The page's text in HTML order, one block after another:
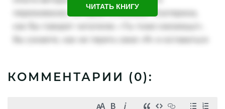
ЧИТАТЬ КНИГУ
КОММЕНТАРИИ (0):